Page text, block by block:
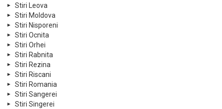
Stiri Leova
Stiri Moldova
Stiri Nisporeni
Stiri Ocnita
Stiri Orhei
Stiri Rabnita
Stiri Rezina
Stiri Riscani
Stiri Romania
Stiri Sangerei
Stiri Singerei